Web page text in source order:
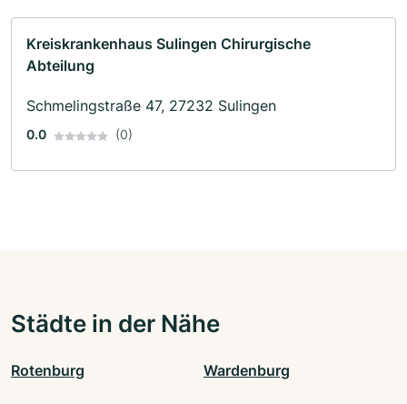
Kreiskrankenhaus Sulingen Chirurgische
Abteilung
Schmelingstraße 47, 27232 Sulingen
0.0 (0)
Städte in der Nähe
Rotenburg Wardenburg